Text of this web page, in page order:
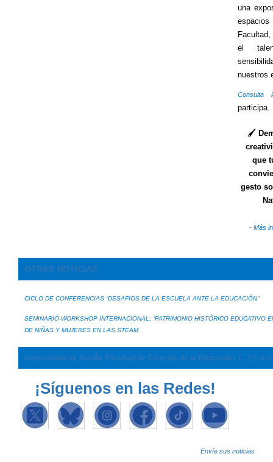
una
el
nuestros
Consulta
participa.
🖌️
que
gesto
- Más
OTRAS NOTICIAS
CICLO DE CONFERENCIAS “DESAFIOS DE LA ESCUELA ANTE LA EDUCACIÓN"
SEMINARIO-WORKSHOP INTERNACIONAL: “PATRIMONIO HISTÓRICO EDUCATIVO
DE NIÑAS Y MUJERES EN LAS STEAM
Universidad de Sevilla. Facultad de Ciencias de la Educación. C.
¡Síguenos en las Redes!
Envíe sus noticias